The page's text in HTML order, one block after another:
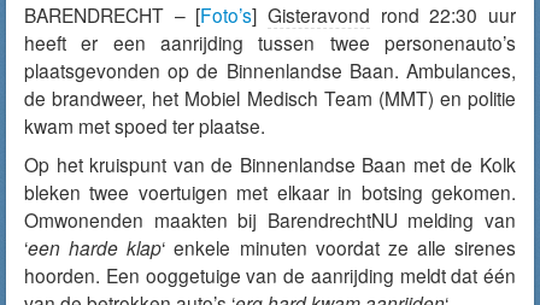
BARENDRECHT – [Foto’s]Gisteravond rond 22:30 uur
heeft er een aanrijding tussen twee personenauto’s
plaatsgevonden op de Binnenlandse Baan. Ambulances,
de brandweer, het Mobiel Medisch Team (MMT) en politie
kwam met spoed ter plaatse.
Op het kruispunt van de Binnenlandse Baan met de Kolk
bleken twee voertuigen met elkaar in botsing gekomen.
Omwonenden maakten bij BarendrechtNU melding van
‘een harde klap‘ enkele minuten voordat ze alle sirenes
hoorden. Een ooggetuige van de aanrijding meldt dat één